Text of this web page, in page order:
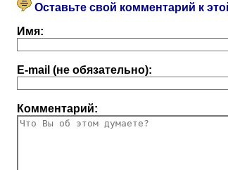
Оставьте свой комментарий к
Имя:
E-mail (не обязательно):
Комментарий: